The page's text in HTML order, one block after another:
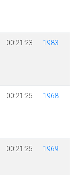
00:21:23 1983
00:21:25 1968
00:21:25 1969